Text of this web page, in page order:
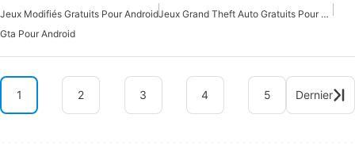
Jeux Modifiés Gratuits Pour Android
Jeux Grand Theft Auto Gratuits Pour Android
Gta Pour Android
1 2 3 4 5 Dernier